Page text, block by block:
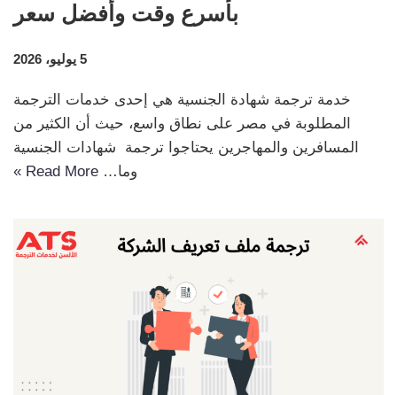
بأسرع وقت وأفضل سعر
5 يوليو، 2026
خدمة ترجمة شهادة الجنسية هي إحدى خدمات الترجمة
المطلوبة في مصر على نطاق واسع، حيث أن الكثير من
المسافرين والمهاجرين يحتاجوا ترجمة شهادات الجنسية
وما… Read More »